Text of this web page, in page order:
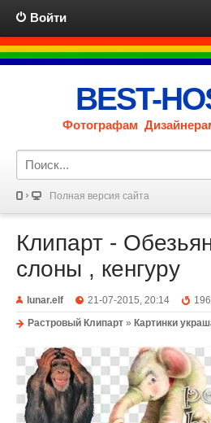
Войти
BEST-
Фотографам
Полная версия сайта
Клипарт -
слоны , кенгуру
lunar.elf 21-07-2015, 20:14
Растровый Клипарт » Картинки